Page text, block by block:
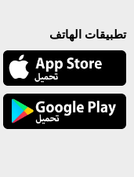
تطبيقات الهاتف